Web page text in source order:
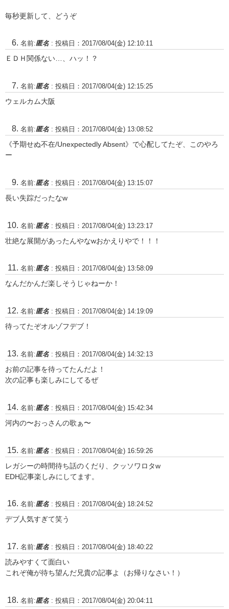
毎秒更新して、どうぞ
名前:匿名 : 投稿日：2017/08/04(金) 12:10:11
ＥＤＨ関係ない…、ハッ！？
名前:匿名 : 投稿日：2017/08/04(金) 12:15:25
ウェルカム大阪
名前:匿名 : 投稿日：2017/08/04(金) 13:08:52
《予期せぬ不在/Unexpectedly Absent》で心配してたぞ、このやろ
ー
名前:匿名 : 投稿日：2017/08/04(金) 13:15:07
長い失踪だったなw
名前:匿名 : 投稿日：2017/08/04(金) 13:23:17
壮絶な展開があったんやなwおかえりやで！！！
名前:匿名 : 投稿日：2017/08/04(金) 13:58:09
なんだかんだ楽しそうじゃねーか！
名前:匿名 : 投稿日：2017/08/04(金) 14:19:09
待ってたぞオルゾフデブ！
名前:匿名 : 投稿日：2017/08/04(金) 14:32:13
お前の記事を待ってたんだよ！
次の記事も楽しみにしてるぜ
名前:匿名 : 投稿日：2017/08/04(金) 15:42:34
河内の〜おっさんの歌ぁ〜
名前:匿名 : 投稿日：2017/08/04(金) 16:59:26
レガシーの時間待ち話のくだり、クッソワロタw
EDH記事楽しみにしてます。
名前:匿名 : 投稿日：2017/08/04(金) 18:24:52
デブ人気すぎて笑う
名前:匿名 : 投稿日：2017/08/04(金) 18:40:22
読みやすくて面白い
これぞ俺が待ち望んだ兄貴の記事よ（お帰りなさい！）
名前:匿名 : 投稿日：2017/08/04(金) 20:04:11